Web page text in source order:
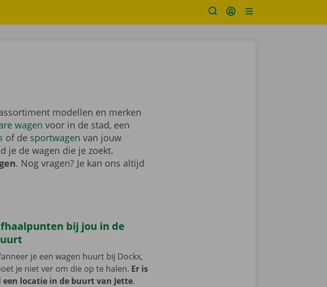
modellen en merken
wagen voor in de stad, een
of de sportwagen van jouw
je de wagen die je zoekt.
. Nog vragen? Je kan ons altijd
bij jou in de
je een wagen huurt bij Dockx,
je niet ver om die op te halen. Er is
een locatie in de buurt van Jette.